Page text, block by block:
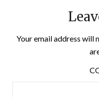
Your email address will